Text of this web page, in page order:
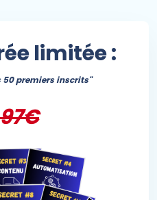
limitée :
50 premiers inscrits"
97€